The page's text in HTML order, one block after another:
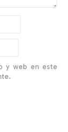
y web en este